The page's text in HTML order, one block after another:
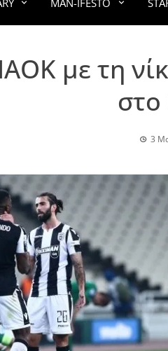
MAN-IFESTO
με τη
3